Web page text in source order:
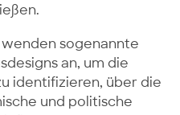
sogenannte
an, um die
identifizieren, über die
und politische